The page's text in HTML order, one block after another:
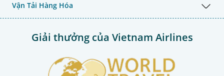
Vận Tải Hàng Hóa
Giải thưởng của Vietnam Airlines